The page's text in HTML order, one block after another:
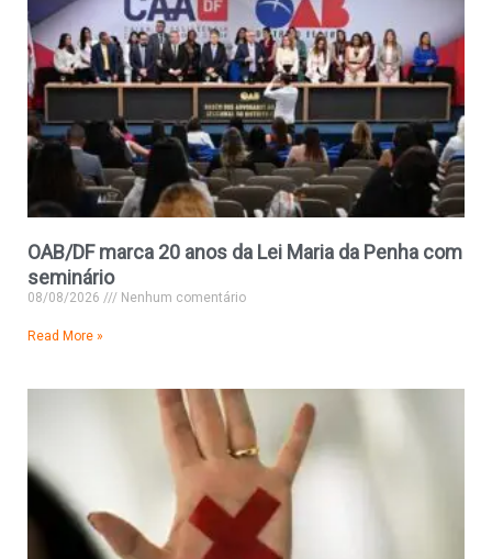
OAB/DF marca 20 anos da Lei Maria da Penha com
seminário
08/08/2026 Nenhum comentário
Read More »